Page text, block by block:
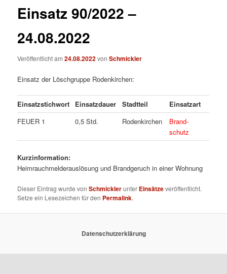
Einsatz 90/2022 –
24.08.2022
Veröffentlicht am24.08.2022vonSchmickler
Einsatz der Löschgruppe Rodenkirchen:
Einsatzstichwort Einsatzdauer Stadtteil
Einsatzart
FEUER 1
0,5 Std. Rodenkirchen
Brand-
schutz
Kurzinformation:
Heimrauchmelderauslösung und Brandgeruch in einer Wohnung
Dieser Eintrag wurde vonSchmicklerunter Einsätzeveröffentlicht.
Setze ein Lesezeichen für den Permalink.
Datenschutzerklärung